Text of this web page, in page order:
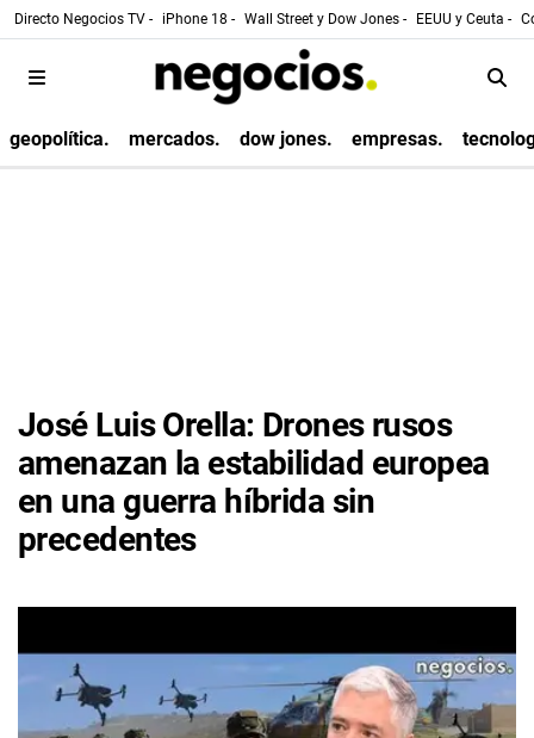
Directo Negocios TV - iPhone 18 - Wall Street y Dow Jones - EEUU y Ceuta -
geopolítica. mercados. dow jones. empresas.
José Luis Orella: Drones rusos
amenazan la estabilidad europea
en una guerra híbrida sin
precedentes